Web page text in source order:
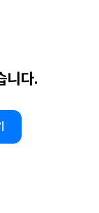
니다.